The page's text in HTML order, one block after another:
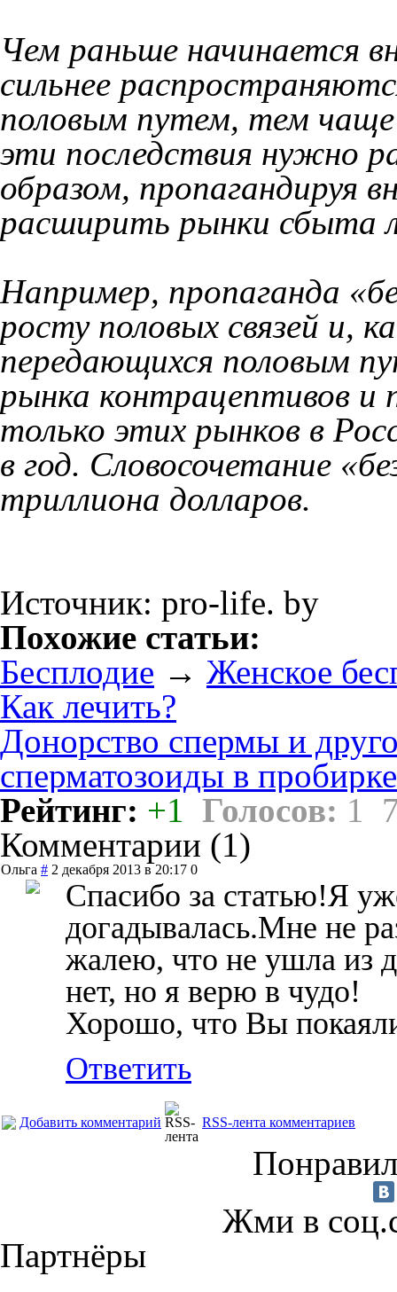
Чем раньше начинается
сильнее
половым путем, тем чаще
эти последствия нужно
образом, пропагандируя
расширить рынки сбыта
Например, пропаганда
росту половых связей и,
передающихся половым
рынка контрацептивов и
только этих рынков в
в год. Словосочетание
триллиона долларов.
Источник: pro-life. by
Похожие статьи:
Бесплодие → Женское
Как лечить?
Донорство спермы и
сперматозоиды в пробирке
Рейтинг: +1 Голосов: 1
Комментарии (1)
Ольга # 2 декабря 2013 в 20:17 0
Спасибо за статью!Я
догадывалась.Мне не
жалею, что не ушла из
нет, но я верю в чудо!
Хорошо, что Вы
Ответить
Добавить комментарий RSS-лента комментариев
Жми в
Партнёры